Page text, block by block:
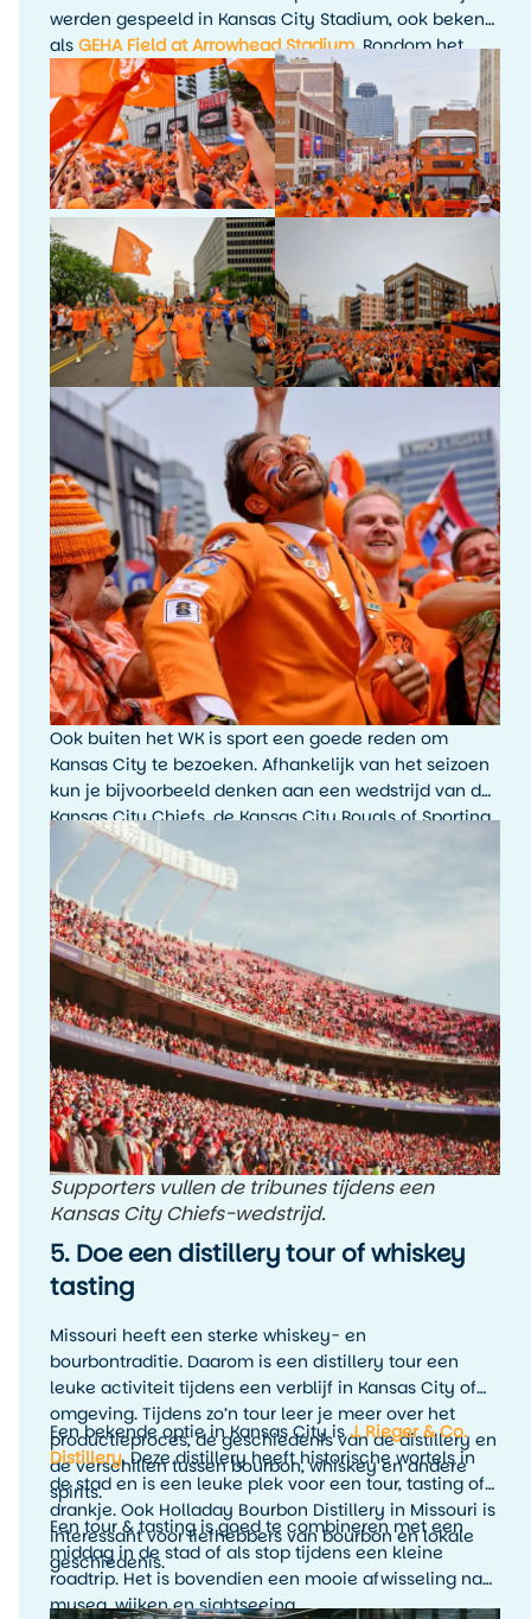
werden gespeeld in Kansas City Stadium, ook bekend
als GEHA Field at Arrowhead Stadium. Rondom het
toernooi waren er fanactiviteiten, kijkfeesten en
evenementen in de stad.
Ook buiten het WK is sport een goede reden om
Kansas City te bezoeken. Afhankelijk van het seizoen
kun je bijvoorbeeld denken aan een wedstrijd van de
Kansas City Chiefs, de Kansas City Royals of Sporting
Kansas City. De sfeer rondom een wedstrijddag, met
fans, tailgating en lokale trots, is typisch Amerikaans.
Supporters vullen de tribunes tijdens een
Kansas City Chiefs-wedstrijd.
5. Doe een distillery tour of whiskey
tasting
Missouri heeft een sterke whiskey- en
bourbontraditie. Daarom is een distillery tour een
leuke activiteit tijdens een verblijf in Kansas City of
omgeving. Tijdens zo’n tour leer je meer over het
productieproces, de geschiedenis van de distillery en
de verschillen tussen bourbon, whiskey en andere
spirits.
Een bekende optie in Kansas City isJ. Rieger & Co.
Distillery. Deze distillery heeft historische wortels in
de stad en is een leuke plek voor een tour, tasting of
drankje. Ook Holladay Bourbon Distillery in Missouri is
interessant voor liefhebbers van bourbon en lokale
geschiedenis.
Een tour & tasting is goed te combineren met een
middag in de stad of als stop tijdens een kleine
roadtrip. Het is bovendien een mooie afwisseling na
musea, wijken en sightseeing.